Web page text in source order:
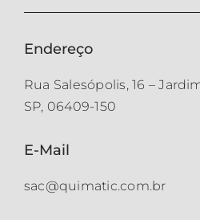
Endereço
Rua Salesópolis, 16 –
SP, 06409-150
E-Mail
sac@quimatic.com.br